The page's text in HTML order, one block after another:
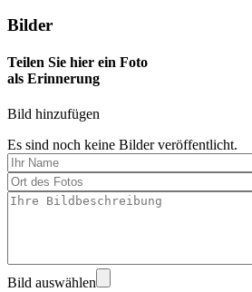
Bilder
Teilen Sie hier ein Foto
als Erinnerung
Bild hinzufügen
Es sind noch keine Bilder veröffentlicht.
Bild auswählen